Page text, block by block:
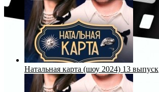
Натальная карта (шоу 2024) 13 выпуск